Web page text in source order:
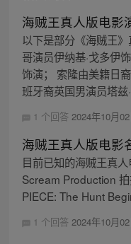
海贼王真人版电影
以下是部分《海贼王
哥演员伊纳基·戈多伊
饰演； 索隆由美籍日
班牙裔英国男演员塔兹
1 个回答 2024年10月
海贼王真人版电影
目前已知的海贼王真
Scream Production
PIECE: The Hunt
1 个回答 2024年10月